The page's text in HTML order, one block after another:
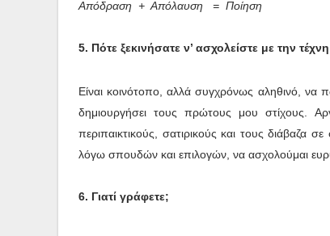
Απόδραση + Απόλαυση = Ποίηση
5. Πότε ξεκινήσατε ν’ ασχολείστε με την
Είναι κοινότοπο, αλλά συγχρόνως αληθινό, να
δημιουργήσει τους πρώτους μου στίχους.
περιπαικτικούς, σατιρικούς και τους διάβαζα
λόγω σπουδών και επιλογών, να ασχολούμαι
6. Γιατί γράφετε;